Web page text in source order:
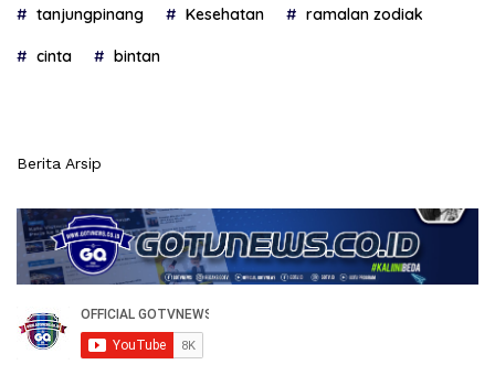
tanjungpinang Kesehatan ramalan zodiak
cinta bintan
Berita Arsip